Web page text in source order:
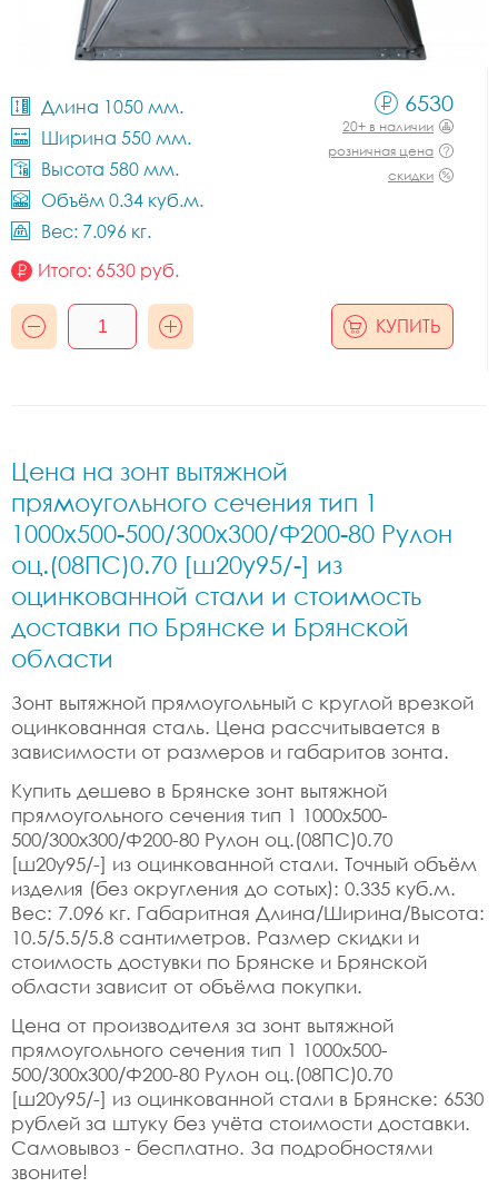
Длина 1050 мм.
Ширина 550 мм.
Высота 580 мм.
Объём 0.34 куб.м.
Вес: 7.096 кг.
6530
20+ в наличии
розничная цена
скидки
Итого: 6530 руб.
КУПИТЬ
Цена на зонт вытяжной
прямоугольного сечения тип 1
1000x500-500/300x300/Ф200-80 Рулон
оц.(08ПС)0.70 [ш20у95/-] из
оцинкованной стали и стоимость
доставки по Брянске и Брянской
области
Зонт вытяжной прямоугольный с круглой врезкой
оцинкованная сталь. Цена рассчитывается в
зависимости от размеров и габаритов зонта.
Купить дешево в Брянске зонт вытяжной
прямоугольного сечения тип 1 1000x500-
500/300x300/Ф200-80 Рулон оц.(08ПС)0.70
[ш20у95/-] из оцинкованной стали. Точный объём
изделия (без округления до сотых): 0.335 куб.м.
Вес: 7.096 кг. Габаритная Длина/Ширина/Высота:
10.5/5.5/5.8 сантиметров. Размер скидки и
стоимость достувки по Брянске и Брянской
области зависит от объёма покупки.
Цена от производителя за зонт вытяжной
прямоугольного сечения тип 1 1000x500-
500/300x300/Ф200-80 Рулон оц.(08ПС)0.70
[ш20у95/-] из оцинкованной стали в Брянске: 6530
рублей за штуку без учёта стоимости доставки.
Самовывоз - бесплатно. За подробностями
звоните!